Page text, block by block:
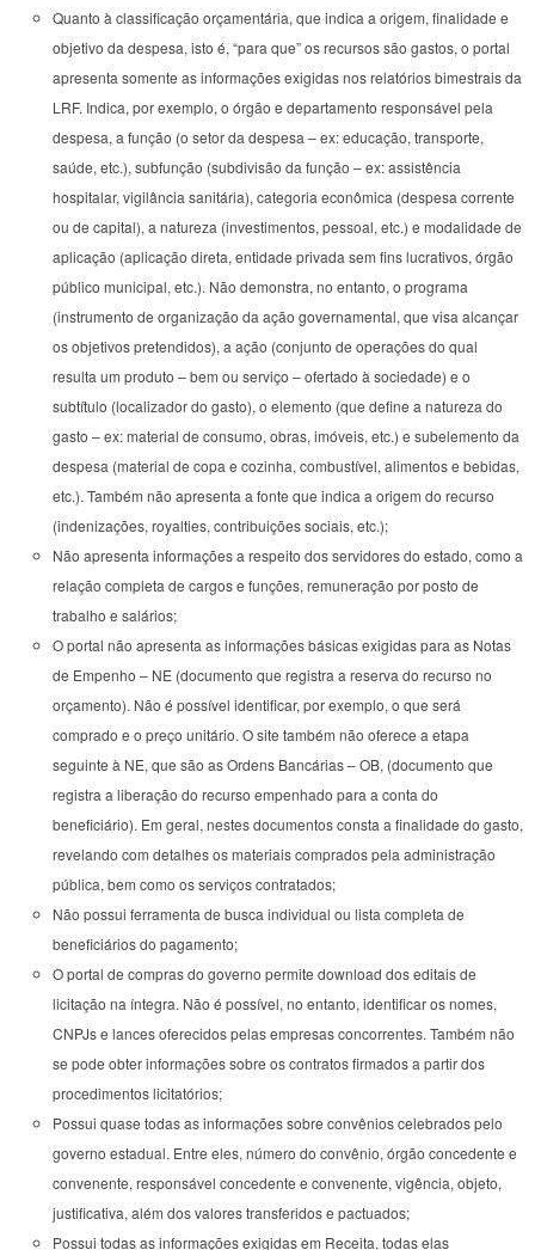
Quanto à classificação orçamentária, que indica a origem, finalidade e
objetivo da despesa, isto é, “para que” os recursos são gastos, o portal
apresenta somente as informações exigidas nos relatórios bimestrais da
LRF. Indica, por exemplo, o órgão e departamento responsável pela
despesa, a função (o setor da despesa – ex: educação, transporte,
saúde, etc.), subfunção (subdivisão da função – ex: assistência
hospitalar, vigilância sanitária), categoria econômica (despesa corrente
ou de capital), a natureza (investimentos, pessoal, etc.) e modalidade de
aplicação (aplicação direta, entidade privada sem fins lucrativos, órgão
público municipal, etc.). Não demonstra, no entanto, o programa
(instrumento de organização da ação governamental, que visa alcançar
os objetivos pretendidos), a ação (conjunto de operações do qual
resulta um produto – bem ou serviço – ofertado à sociedade) e o
subtítulo (localizador do gasto), o elemento (que define a natureza do
gasto – ex: material de consumo, obras, imóveis, etc.) e subelemento da
despesa (material de copa e cozinha, combustível, alimentos e bebidas,
etc.). Também não apresenta a fonte que indica a origem do recurso
(indenizações, royalties, contribuições sociais, etc.);
Não apresenta informações a respeito dos servidores do estado, como a
relação completa de cargos e funções, remuneração por posto de
trabalho e salários;
O portal não apresenta as informações básicas exigidas para as Notas
de Empenho – NE (documento que registra a reserva do recurso no
orçamento). Não é possível identificar, por exemplo, o que será
comprado e o preço unitário. O site também não oferece a etapa
seguinte à NE, que são as Ordens Bancárias – OB, (documento que
registra a liberação do recurso empenhado para a conta do
beneficiário). Em geral, nestes documentos consta a finalidade do gasto,
revelando com detalhes os materiais comprados pela administração
pública, bem como os serviços contratados;
Não possui ferramenta de busca individual ou lista completa de
beneficiários do pagamento;
O portal de compras do governo permite download dos editais de
licitação na íntegra. Não é possível, no entanto, identificar os nomes,
CNPJs e lances oferecidos pelas empresas concorrentes. Também não
se pode obter informações sobre os contratos firmados a partir dos
procedimentos licitatórios;
Possui quase todas as informações sobre convênios celebrados pelo
governo estadual. Entre eles, número do convênio, órgão concedente e
convenente, responsável concedente e convenente, vigência, objeto,
justificativa, além dos valores transferidos e pactuados;
Possui todas as informações exigidas em Receita, todas elas